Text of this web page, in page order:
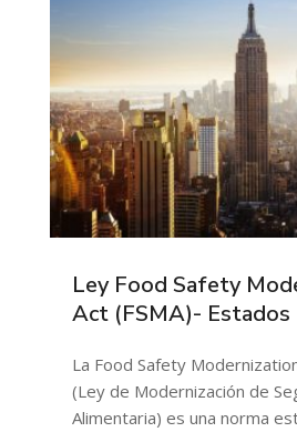
Ley Food Safety
Act (FSMA)- Estados
La Food Safety
(Ley de Modernización de
Alimentaria) es una norma